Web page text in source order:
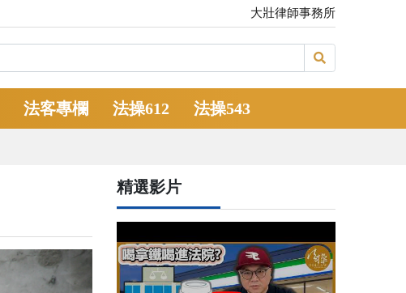
大壯律師事務所
法客專欄 法操612 法操543
精選影片